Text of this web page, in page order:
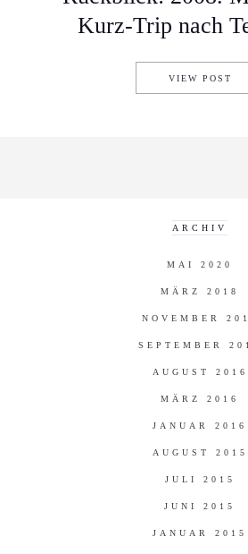
Kurz-Trip nach
VIEW POST
ARCHIV
MAI 2020
MÄRZ 2018
NOVEMBER
SEPTEMBER
AUGUST 2016
MÄRZ 2016
JANUAR 2016
AUGUST 2015
JULI 2015
JUNI 2015
JANUAR 2015